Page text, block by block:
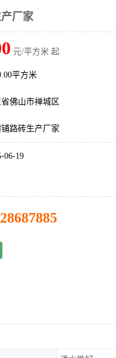
厂家
元/平方米 起
平方米
省佛山市禅城区
路砖生产厂家
06-19